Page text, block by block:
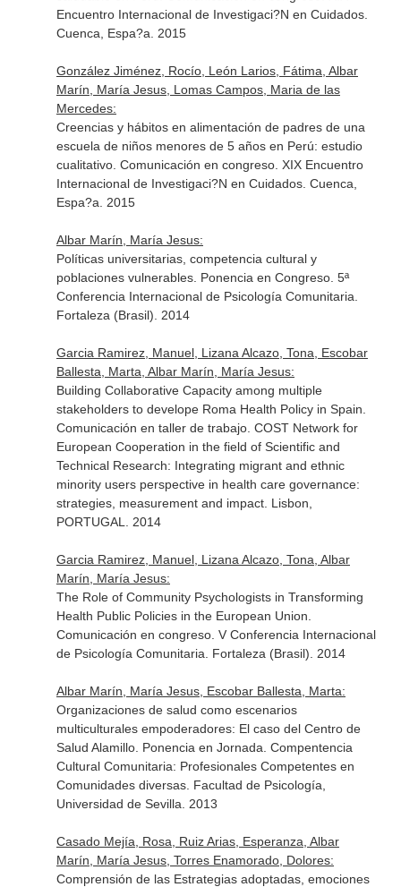
Encuentro Internacional de Investigaci?N en Cuidados.
Cuenca, Espa?a. 2015
González Jiménez, Rocío, León Larios, Fátima, Albar
Marín, María Jesus, Lomas Campos, Maria de las
Mercedes:
Creencias y hábitos en alimentación de padres de una
escuela de niños menores de 5 años en Perú: estudio
cualitativo. Comunicación en congreso. XIX Encuentro
Internacional de Investigaci?N en Cuidados. Cuenca,
Espa?a. 2015
Albar Marín, María Jesus:
Políticas universitarias, competencia cultural y
poblaciones vulnerables. Ponencia en Congreso. 5ª
Conferencia Internacional de Psicología Comunitaria.
Fortaleza (Brasil). 2014
Garcia Ramirez, Manuel, Lizana Alcazo, Tona, Escobar
Ballesta, Marta, Albar Marín, María Jesus:
Building Collaborative Capacity among multiple
stakeholders to develope Roma Health Policy in Spain.
Comunicación en taller de trabajo. COST Network for
European Cooperation in the field of Scientific and
Technical Research: Integrating migrant and ethnic
minority users perspective in health care governance:
strategies, measurement and impact. Lisbon,
PORTUGAL. 2014
Garcia Ramirez, Manuel, Lizana Alcazo, Tona, Albar
Marín, María Jesus:
The Role of Community Psychologists in Transforming
Health Public Policies in the European Union.
Comunicación en congreso. V Conferencia Internacional
de Psicología Comunitaria. Fortaleza (Brasil). 2014
Albar Marín, María Jesus, Escobar Ballesta, Marta:
Organizaciones de salud como escenarios
multiculturales empoderadores: El caso del Centro de
Salud Alamillo. Ponencia en Jornada. Compentencia
Cultural Comunitaria: Profesionales Competentes en
Comunidades diversas. Facultad de Psicología,
Universidad de Sevilla. 2013
Casado Mejía, Rosa, Ruiz Arias, Esperanza, Albar
Marín, María Jesus, Torres Enamorado, Dolores:
Comprensión de las Estrategias adoptadas, emociones